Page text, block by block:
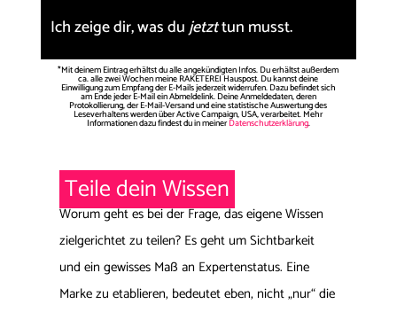
Ich zeige dir, was dujetzttun musst.
*Mit deinem Eintrag erhältst du alle angekündigten Infos. Du erhältst außerdem
ca. alle zwei Wochen meine RAKETEREI Hauspost. Du kannst deine
Einwilligung zum Empfang der E-Mails jederzeit widerrufen. Dazu befindet sich
am Ende jeder E-Mail ein Abmeldelink. Deine Anmeldedaten, deren
Protokollierung, der E-Mail-Versand und eine statistische Auswertung des
Leseverhaltens werden über Active Campaign, USA, verarbeitet. Mehr
Informationen dazu findest du in meinerDatenschutzerklärung.
Teile dein Wissen
Worum geht es bei der Frage, das eigene Wissen
zielgerichtet zu teilen? Es geht um Sichtbarkeit
und ein gewisses Maß an Expertenstatus. Eine
Marke zu etablieren, bedeutet eben, nicht „nur“ die